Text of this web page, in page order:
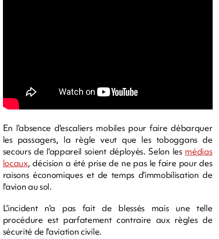
En l'absence d'escaliers mobiles pour faire débarquer
les passagers, la règle veut que les toboggans de
secours de l'appareil soient déployés. Selon les médias
locaux, décision a été prise de ne pas le faire pour des
raisons économiques et de temps d'immobilisation de
l'avion au sol.
L'incident n'a pas fait de blessés mais une telle
procédure est parfatement contraire aux règles de
sécurité de l'aviation civile.